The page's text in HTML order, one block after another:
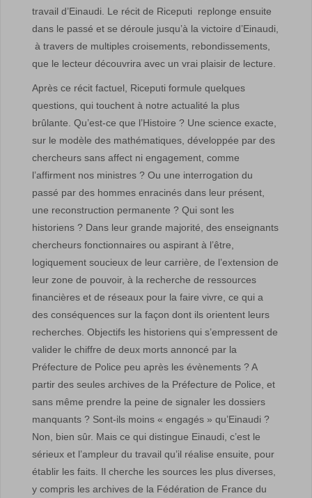
travail d’Einaudi. Le récit de Riceputi replonge ensuite
dans le passé et se déroule jusqu’à la victoire d’Einaudi,
à travers de multiples croisements, rebondissements,
que le lecteur découvrira avec un vrai plaisir de lecture.
Après ce récit factuel, Riceputi formule quelques
questions, qui touchent à notre actualité la plus
brûlante. Qu’est-ce que l’Histoire ? Une science exacte,
sur le modèle des mathématiques, développée par des
chercheurs sans affect ni engagement, comme
l’affirment nos ministres ? Ou une interrogation du
passé par des hommes enracinés dans leur présent,
une reconstruction permanente ? Qui sont les
historiens ? Dans leur grande majorité, des enseignants
chercheurs fonctionnaires ou aspirant à l’être,
logiquement soucieux de leur carrière, de l’extension de
leur zone de pouvoir, à la recherche de ressources
financières et de réseaux pour la faire vivre, ce qui a
des conséquences sur la façon dont ils orientent leurs
recherches. Objectifs les historiens qui s’empressent de
valider le chiffre de deux morts annoncé par la
Préfecture de Police peu après les évènements ? A
partir des seules archives de la Préfecture de Police, et
sans même prendre la peine de signaler les dossiers
manquants ? Sont-ils moins « engagés » qu’Einaudi ?
Non, bien sûr. Mais ce qui distingue Einaudi, c’est le
sérieux et l’ampleur du travail qu’il réalise ensuite, pour
établir les faits. Il cherche les sources les plus diverses,
y compris les archives de la Fédération de France du